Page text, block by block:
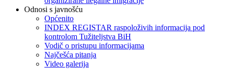
Odnosi s javnošću
Općenito
INDEX REGISTAR raspoloživih informacija pod
kontrolom Tužiteljstva BiH
Vodič o pristupu informacijama
Najčešća pitanja
Video galerija